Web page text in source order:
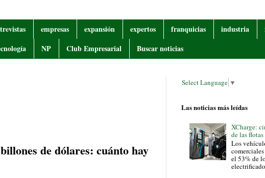
empresas expansión expertos franquicias industria
NP Club Empresarial Buscar noticias
de dólares: cuánto hay
Select Language ▼
Las noticias más leídas
XCharge:
de las
Los
el 53% de